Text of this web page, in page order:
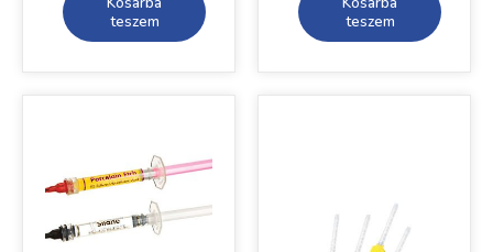
teszem
teszem